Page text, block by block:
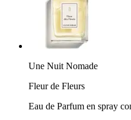
Une Nuit Nomade
Fleur de Fleurs
Eau de Parfum en spray